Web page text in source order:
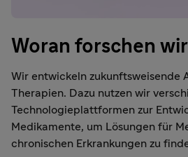
Woran forschen
Wir entwickeln zukunftsweisende
Therapien. Dazu nutzen wir
Technologieplattformen zur
Medikamente, um Lösungen für
chronischen Erkrankungen zu